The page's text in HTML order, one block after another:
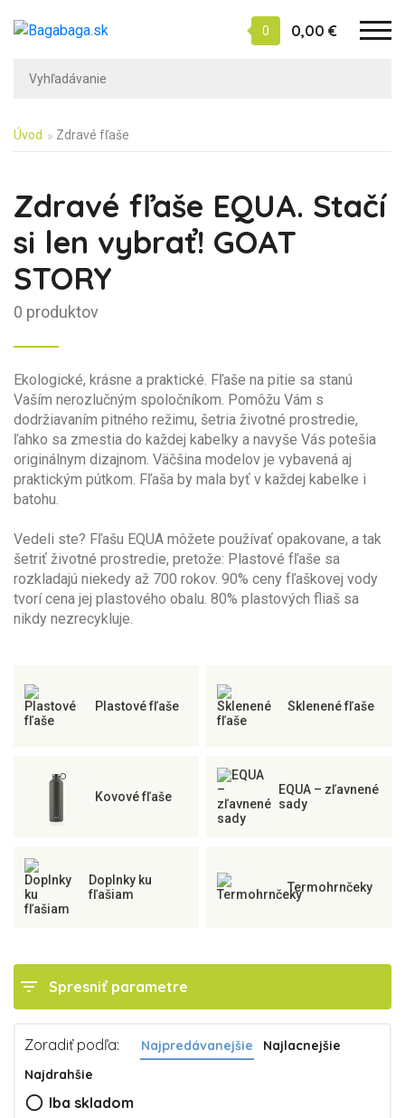
0 0,00 €
Úvod Zdravé fľaše
Zdravé fľaše EQUA. Stačí
si len vybrať! GOAT
STORY
0 produktov
Ekologické, krásne a praktické. Fľaše na pitie sa stanú
Vaším nerozlučným spoločníkom. Pomôžu Vám s
dodržiavaním pitného režimu, šetria životné prostredie,
ľahko sa zmestia do každej kabelky a navyše Vás potešia
originálnym dizajnom. Väčšina modelov je vybavená aj
praktickým pútkom. Fľaša by mala byť v každej kabelke i
batohu.
Vedeli ste? Fľašu EQUA môžete používať opakovane, a tak
šetriť životné prostredie, pretože: Plastové fľaše sa
rozkladajú niekedy až 700 rokov. 90% ceny fľaškovej vody
tvorí cena jej plastového obalu. 80% plastových fliaš sa
nikdy nezrecykluje.
Plastové fľaše Sklenené fľaše
Kovové fľaše
EQUA – zľavnené
sady
Doplnky ku
fľašiam
Termohrnčeky
filter_list Spresniť parametre
Zoradiť podľa: Najpredávanejšie
Najlacnejšie
Najdrahšie
radio_button_unchecked Iba skladom